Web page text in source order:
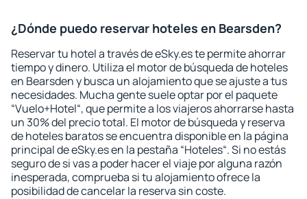
¿Dónde puedo reservar hoteles en Bearsden?
Reservar tu hotel a través de eSky.es te permite ahorrar
tiempo y dinero. Utiliza el motor de búsqueda de hoteles
en Bearsden y busca un alojamiento que se ajuste a tus
necesidades. Mucha gente suele optar por el paquete
“Vuelo+Hotel“, que permite a los viajeros ahorrarse hasta
un 30% del precio total. El motor de búsqueda y reserva
de hoteles baratos se encuentra disponible en la página
principal de eSky.es en la pestaña “Hoteles“. Si no estás
seguro de si vas a poder hacer el viaje por alguna razón
inesperada, comprueba si tu alojamiento ofrece la
posibilidad de cancelar la reserva sin coste.